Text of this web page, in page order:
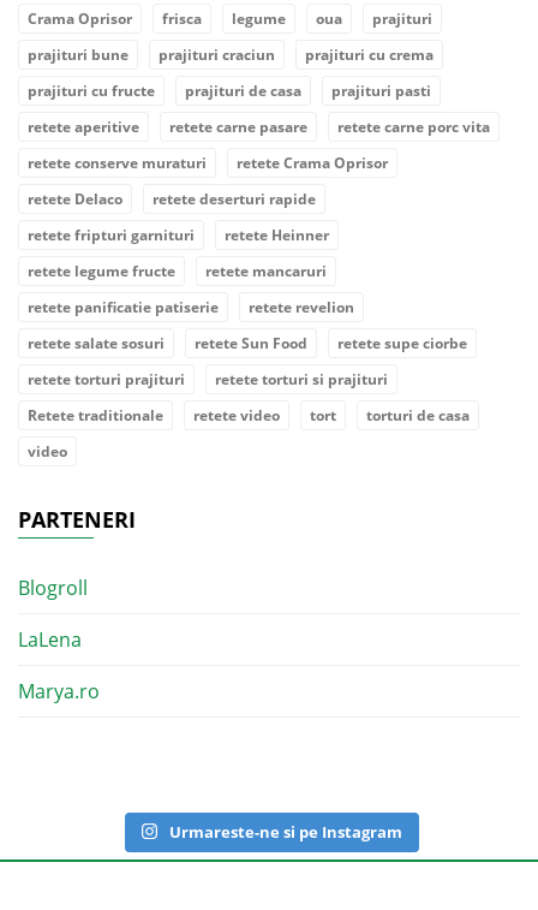
Crama Oprisor
frisca legume oua
prajituri
prajituri bune
prajituri craciun
prajituri cu crema
prajituri cu fructe
prajituri de casa
prajituri pasti
retete aperitive
retete carne pasare
retete carne porc vita
retete conserve muraturi
retete Crama Oprisor
retete Delaco
retete deserturi rapide
retete fripturi garnituri
retete Heinner
retete legume fructe
retete mancaruri
retete panificatie patiserie
retete revelion
retete salate sosuri
retete Sun Food
retete supe ciorbe
retete torturi prajituri
retete torturi si prajituri
Retete traditionale
retete video tort
torturi de casa
video
PARTENERI
Blogroll
LaLena
Marya.ro
Urmareste-ne si pe Instagram